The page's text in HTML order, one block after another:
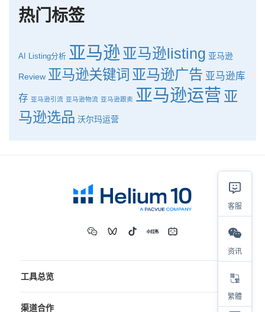
热门标签
AI Listing分析 亚马逊 亚马逊listing 亚马逊
Review 亚马逊关键词 亚马逊广告 亚马逊库
存 亚马逊引流 亚马逊物流 亚马逊跟卖 亚马逊运营 亚
马逊选品 沃尔玛运营
工具总览
渠道合作
客服
资讯
繁體